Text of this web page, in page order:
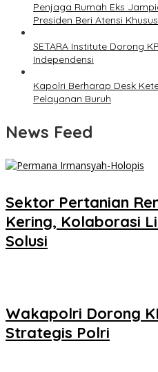
Penjaga Rumah Eks
Presiden Beri Atensi Khusus
SETARA Institute Dorong
Independensi
Kapolri Berharap Desk
Pelayanan Buruh
News Feed
Sektor Pertanian
Kering, Kolaborasi
Solusi
Wakapolri Dorong
Strategis Polri